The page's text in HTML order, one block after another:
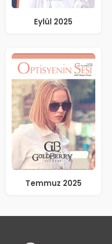
Eylül 2025
Temmuz 2025